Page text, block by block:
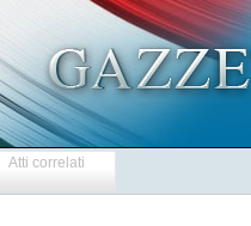
Atti correlati